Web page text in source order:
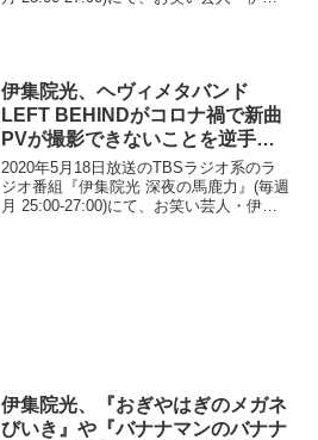
伊集院光、ヘヴィメタバンド
LEFT BEHINDがコロナ禍で新曲
PVが撮影できないことを逆手に
取って制作したPVを絶賛「凄い
面白くて」
2020年5月18日放送のTBSラジオ系のラ
ジオ番組『伊集院光 深夜の馬鹿力』(毎週
月 25:00-27:00)にて、お笑い芸人・伊集
伊集院光、『おぎやはぎのメガネ
びいき』や『バナナマンのバナナ